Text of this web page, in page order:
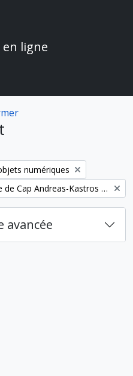
ligne
filter:numériques
Mission archéologique française de Cap Andreas-Kastros et de Khirokitia (Chypre)
avancée